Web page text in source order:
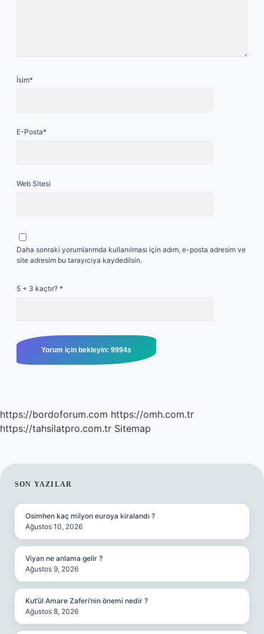
İsim*
E-Posta*
Web Sitesi
Daha sonraki yorumlarımda kullanılması için adım, e-posta adresim ve
site adresim bu tarayıcıya kaydedilsin.
5 + 3 kaçtır? *
https://bordoforum.com https://omh.com.tr
https://tahsilatpro.com.tr Sitemap
SIDEBAR
SON YAZILAR
Osimhen kaç milyon euroya kiralandı ?
Ağustos 10, 2026
Viyan ne anlama gelir ?
Ağustos 9, 2026
Kut’ül Amare Zaferi’nin önemi nedir ?
Ağustos 8, 2026